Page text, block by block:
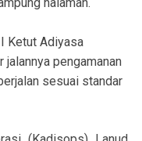
Ketut Adiyasa
pengamanan
sesuai standar